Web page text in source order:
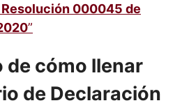
000045 de
”
cómo llenar
de Declaración